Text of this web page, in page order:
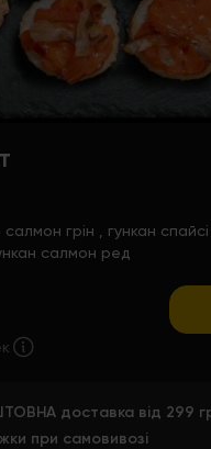
салмон грін гункан
салмон ред
доставка від 299
при самовивозі